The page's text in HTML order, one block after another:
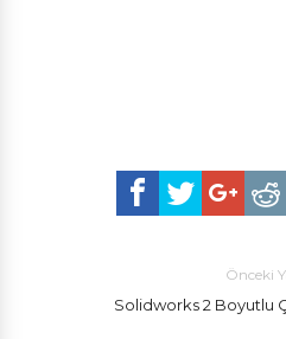
Önceki
Solidworks 2 Boyutlu